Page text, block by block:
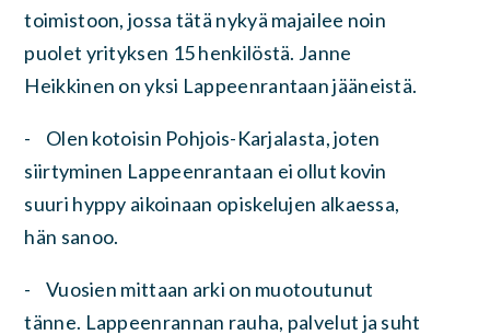
toimistoon, jossa tätä nykyä majailee noin
puolet yrityksen 15 henkilöstä. Janne
Heikkinen on yksi Lappeenrantaan jääneistä.
- Olen kotoisin Pohjois-Karjalasta, joten
siirtyminen Lappeenrantaan ei ollut kovin
suuri hyppy aikoinaan opiskelujen alkaessa,
hän sanoo.
- Vuosien mittaan arki on muotoutunut
tänne. Lappeenrannan rauha, palvelut ja suht